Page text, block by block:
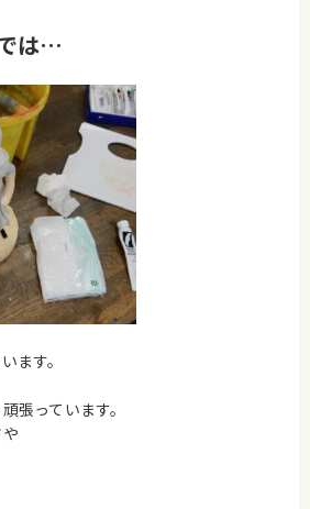
は…
ます。
張っています。